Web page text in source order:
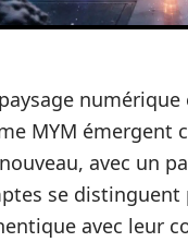
MYM émergent
avec un
se
avec leur